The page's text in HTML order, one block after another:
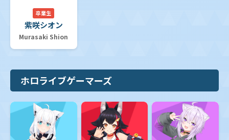
卒業生
紫咲シオン
Murasaki Shion
ホロライブゲーマーズ